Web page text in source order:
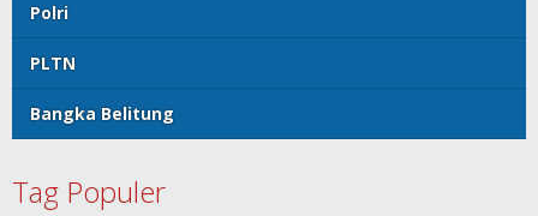
Polri
PLTN
Bangka Belitung
Tag Populer